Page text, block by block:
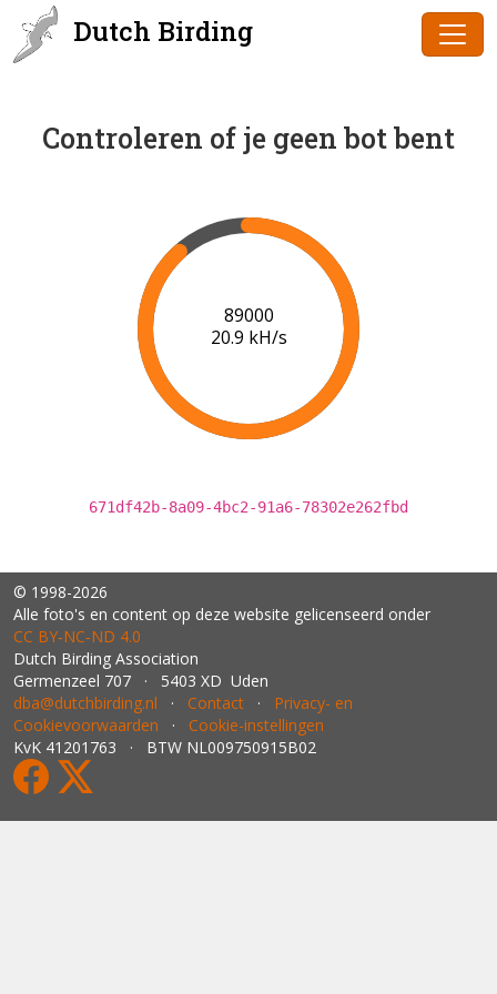
Dutch Birding
Controleren of je geen bot bent
91000
21.0 kH/s
671df42b-8a09-4bc2-91a6-78302e262fbd
© 1998-2026
Alle foto's en content op deze website gelicenseerd onder
CC BY‑NC‑ND 4.0
Dutch Birding Association
Germenzeel 707 · 5403 XD Uden
dba@dutchbirding.nl · Contact · Privacy- en
Cookievoorwaarden · Cookie-instellingen
KvK 41201763 · BTW NL009750915B02